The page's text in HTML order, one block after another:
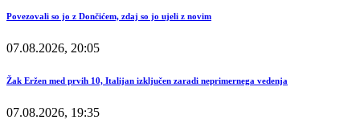
Povezovali so jo z Dončićem, zdaj so jo ujeli z novim
07.08.2026, 20:05
Žak Eržen med prvih 10, Italijan izključen zaradi neprimernega vedenja
07.08.2026, 19:35